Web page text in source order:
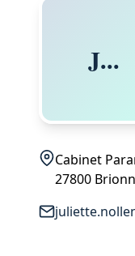
J...
Cabinet
27800